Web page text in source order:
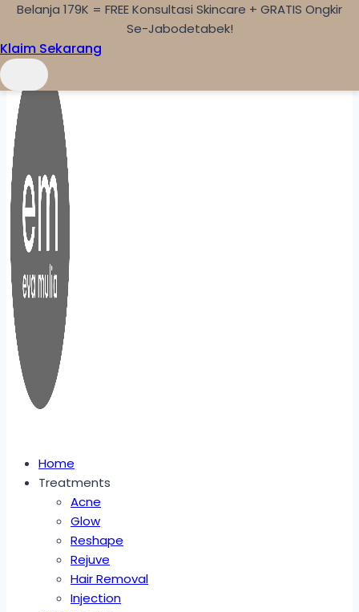
Skip to content
Home
Treatments
Acne
Glow
Reshape
Rejuve
Hair Removal
Injection
Belanja 179K = FREE Konsultasi Skincare + GRATIS Ongkir
Se-Jabodetabek!
Klaim Sekarang